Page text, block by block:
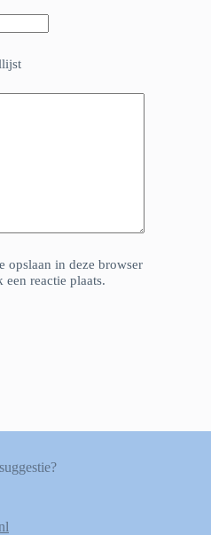
opslaan in deze browser
reactie plaats.